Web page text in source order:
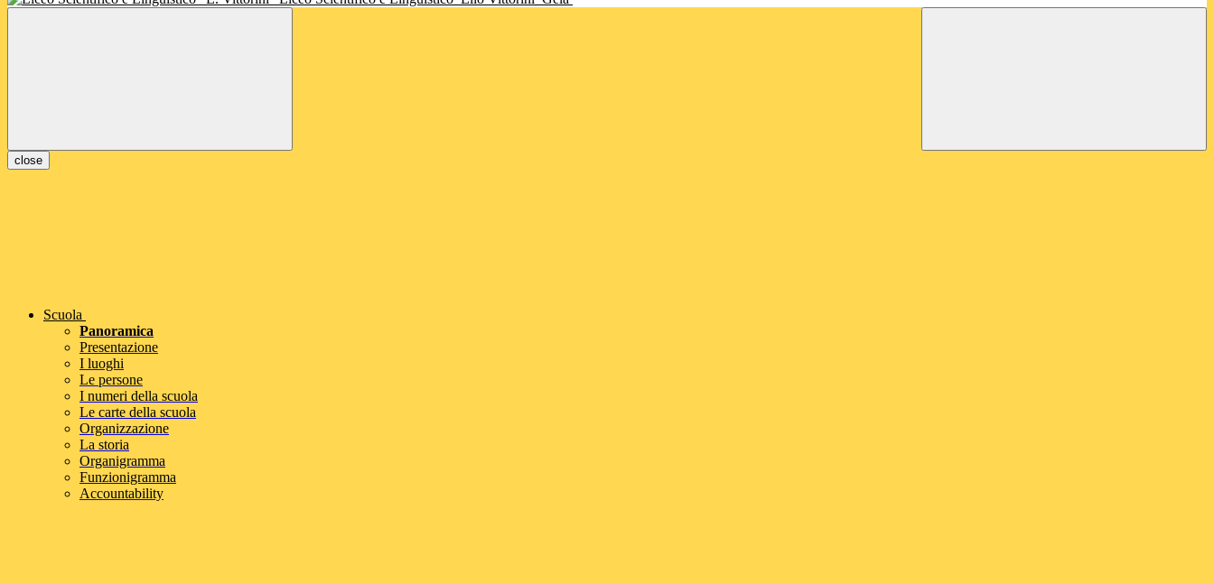
close
Scuola
Panoramica
Presentazione
I luoghi
Le persone
I numeri della scuola
Le carte della scuola
Organizzazione
La storia
Organigramma
Funzionigramma
Accountability